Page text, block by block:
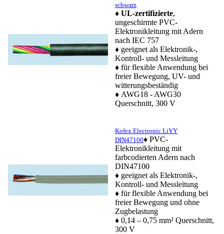
schwarz
♦ UL-zertifizierte,
ungeschirmte PVC-
Elektronikleitung mit Adern
nach IEC 757
♦ geeignet als Elektronik-,
Kontroll- und Messleitung
♦ für flexible Anwendung bei
freier Bewegung, UV- und
witterungsbeständig
♦ AWG18 - AWG30
Querschnitt, 300 V
Kofex Electronic LiYY
DIN47100♦ PVC-
Elektronikleitung mit
farbcodierten Adern nach
DIN47100
♦ geeignet als Elektronik-,
Kontroll- und Messleitung
♦ für flexible Anwendung bei
freier Bewegung und ohne
Zugbelastung
♦ 0,14 – 0,75 mm² Querschnitt,
300 V